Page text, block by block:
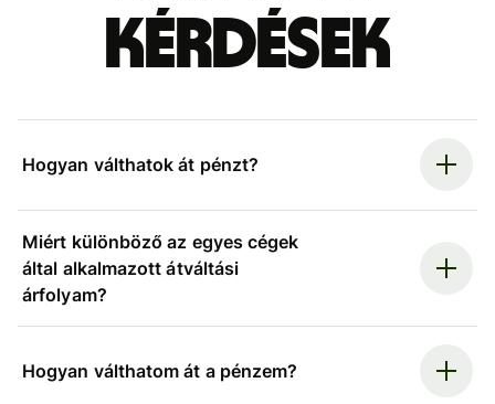
kérdések
Hogyan válthatok át pénzt?
Miért különböző az egyes cégek
által alkalmazott átváltási
árfolyam?
Hogyan válthatom át a pénzem?